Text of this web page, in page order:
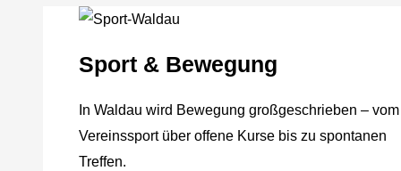
Sport & Bewegung
In Waldau wird Bewegung großgeschrieben – vom
Vereinssport über offene Kurse bis zu spontanen
Treffen.